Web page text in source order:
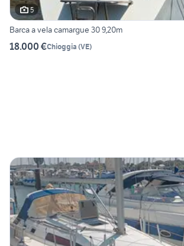
5
Barca a vela camargue 30 9,20m
18.000 €Chioggia (VE)